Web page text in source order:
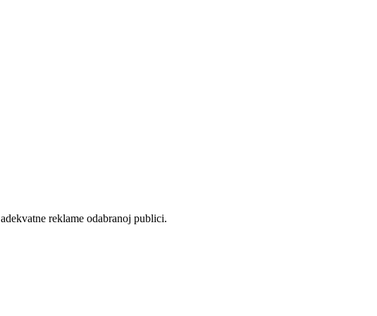
reklame odabranoj publici.